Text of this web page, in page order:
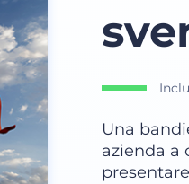
Una
azienda a